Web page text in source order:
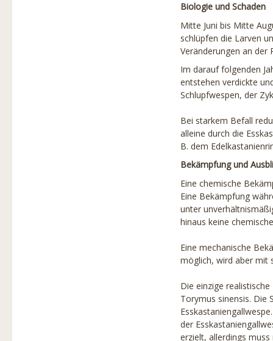
Biologie und Schaden
Mitte Juni bis Mitte
schlüpfen die Larven
Veränderungen an der
Im darauf folgenden
entstehen verdickte
Schlupfwespen, der
Bei starkem Befall
alleine durch die
B. dem
Bekämpfung und
Eine chemische
Eine Bekämpfung
unter
hinaus keine
Eine mechanische
möglich, wird aber mit
Die einzige
Torymus sinensis. Die
der
erzielt, allerdings